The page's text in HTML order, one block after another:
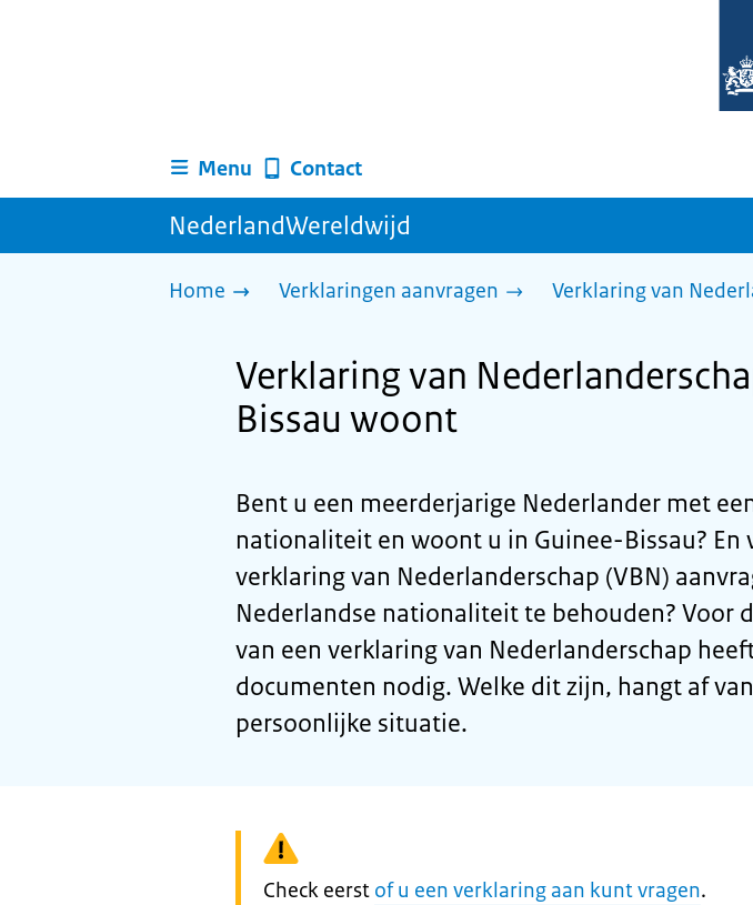
Menu Contact
NederlandWereldwijd
Home Verklaringen aanvragen Verklaring van
Verklaring van
Bissau woont
Bent u een meerderjarige Nederlander met
nationaliteit en woont u in Guinee-Bissau? En
verklaring van Nederlanderschap (VBN)
Nederlandse nationaliteit te behouden? Voor
van een verklaring van Nederlanderschap
documenten nodig. Welke dit zijn, hangt af
persoonlijke situatie.
Waarschuwing:
Check eerst of u een verklaring aan kunt vragen.